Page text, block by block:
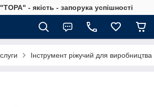
- якість - запорука успішності
Інструмент ріжучий для виробництва